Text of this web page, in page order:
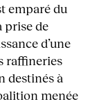
emparé du
prise de
d’une
raffineries
destinés à
menée